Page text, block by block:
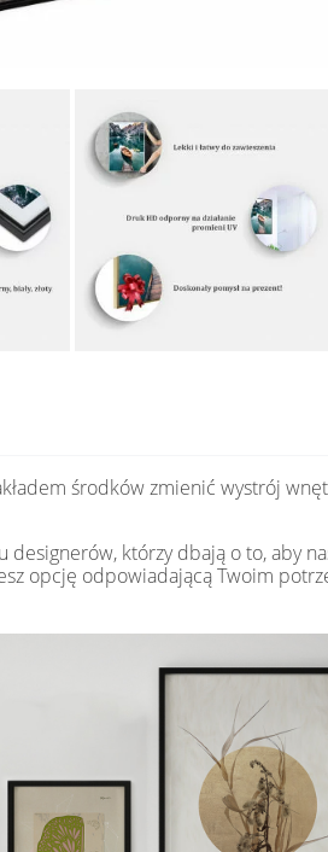
środków zmienić wystrój
którzy dbają o to, aby
opcję odpowiadającą Twoim